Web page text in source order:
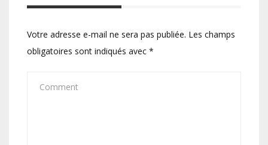
Votre adresse e-mail ne sera pas publiée. Les champs
obligatoires sont indiqués avec *